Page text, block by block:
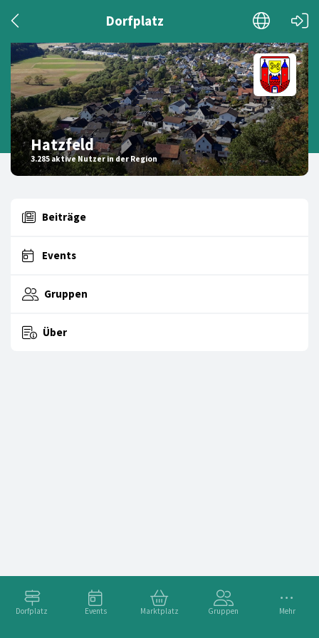
Dorfplatz
Dorfplatz Events Marktplatz Gruppen Mehr
Hatzfeld
3.285 aktive Nutzer in der Region
Beiträge
Events
Gruppen
Über